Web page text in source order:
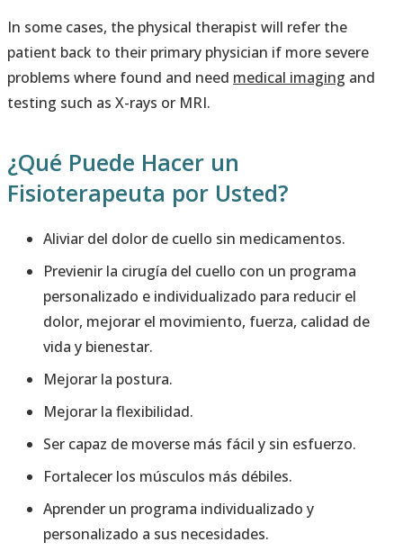
In some cases, the physical therapist will refer the
patient back to their primary physician if more severe
problems where found and need medical imaging and
testing such as X-rays or MRI.
¿Qué Puede Hacer un
Fisioterapeuta por Usted?
Aliviar del dolor de cuello sin medicamentos.
Previenir la cirugía del cuello con un programa
personalizado e individualizado para reducir el
dolor, mejorar el movimiento, fuerza, calidad de
vida y bienestar.
Mejorar la postura.
Mejorar la flexibilidad.
Ser capaz de moverse más fácil y sin esfuerzo.
Fortalecer los músculos más débiles.
Aprender un programa individualizado y
personalizado a sus necesidades.